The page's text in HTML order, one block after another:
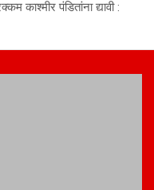
काश्मीर पंडितांना द्यावी :